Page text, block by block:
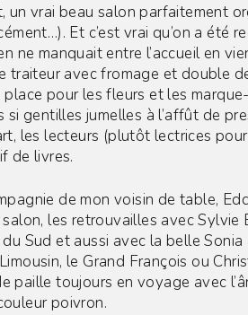
un vrai beau salon parfaitement
Et c’est vrai qu’on a été
ne manquait entre l’accueil en
traiteur avec fromage et double
place pour les fleurs et les
si gentilles jumelles à l’affût de
les lecteurs (plutôt lectrices
de livres.
de mon voisin de table,
les retrouvailles avec
Sud et aussi avec la belle
le Grand François ou
paille toujours en voyage avec
poivron.